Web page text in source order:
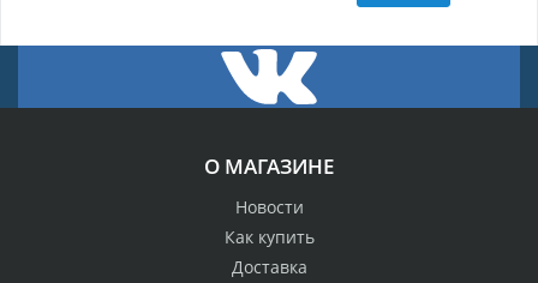
О МАГАЗИНЕ
Новости
Как купить
Доставка